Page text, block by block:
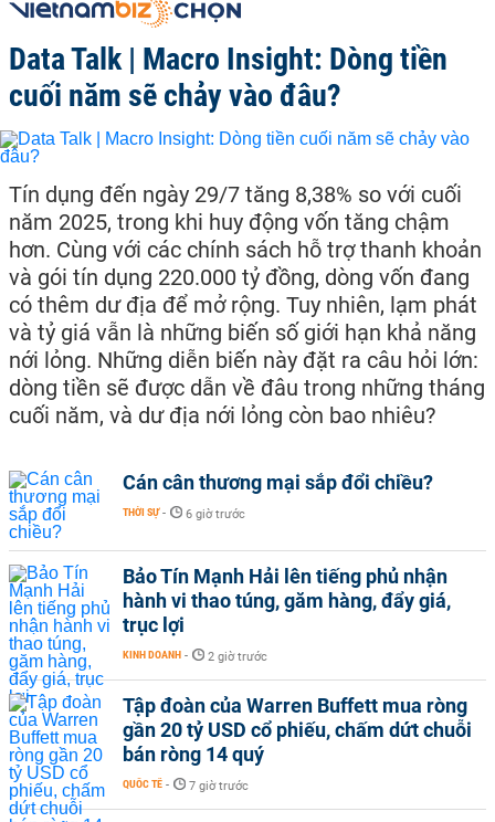
Data Talk | Macro Insight: Dòng tiền
cuối năm sẽ chảy vào đâu?
Tín dụng đến ngày 29/7 tăng 8,38% so với cuối
năm 2025, trong khi huy động vốn tăng chậm
hơn. Cùng với các chính sách hỗ trợ thanh khoản
và gói tín dụng 220.000 tỷ đồng, dòng vốn đang
có thêm dư địa để mở rộng. Tuy nhiên, lạm phát
và tỷ giá vẫn là những biến số giới hạn khả năng
nới lỏng. Những diễn biến này đặt ra câu hỏi lớn:
dòng tiền sẽ được dẫn về đâu trong những tháng
cuối năm, và dư địa nới lỏng còn bao nhiêu?
Cán cân thương mại sắp đổi chiều?
THỜI SỰ - 6 giờ trước
Bảo Tín Mạnh Hải lên tiếng phủ nhận
hành vi thao túng, găm hàng, đẩy giá,
trục lợi
KINH DOANH - 2 giờ trước
Tập đoàn của Warren Buffett mua ròng
gần 20 tỷ USD cổ phiếu, chấm dứt chuỗi
bán ròng 14 quý
QUỐC TẾ - 7 giờ trước